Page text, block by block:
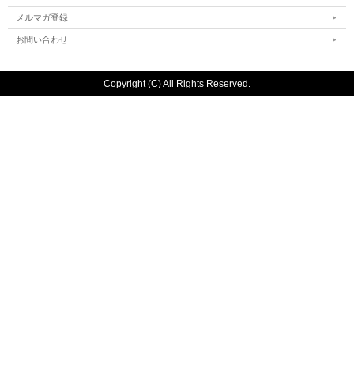
メルマガ登録
お問い合わせ
Copyright (C) All Rights Reserved.